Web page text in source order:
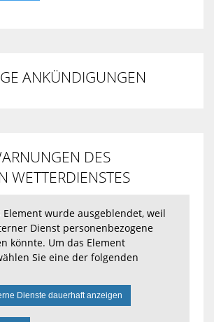
ANKÜNDIGUNGEN
DES
WETTERDIENSTES
Element wurde ausgeblendet, weil
Dienst personenbezogene
könnte. Um das Element
Sie eine der folgenden
Dienste dauerhaft anzeigen